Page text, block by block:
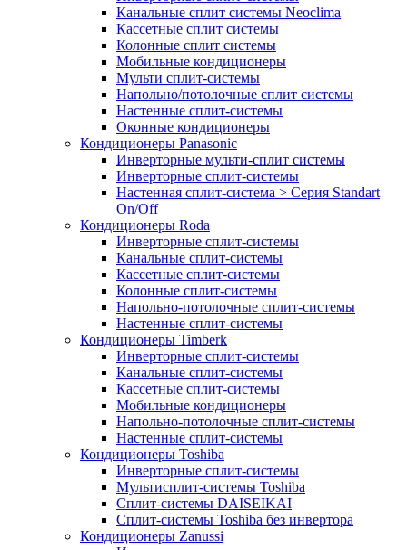
Канальные сплит системы Neoclima
Кассетные сплит системы
Колонные сплит системы
Мобильные кондиционеры
Мульти сплит-системы
Напольно/потолочные сплит системы
Настенные сплит-системы
Оконные кондиционеры
Кондиционеры Panasonic
Инверторные мульти-сплит системы
Инверторные сплит-системы
Настенная сплит-система > Серия Standart
On/Off
Кондиционеры Roda
Инверторные сплит-системы
Канальные сплит-системы
Кассетные сплит-системы
Колонные сплит-системы
Напольно-потолочные сплит-системы
Настенные сплит-системы
Кондиционеры Timberk
Инверторные сплит-системы
Канальные сплит-системы
Кассетные сплит-системы
Мобильные кондиционеры
Напольно-потолочные сплит-системы
Настенные сплит-системы
Кондиционеры Toshiba
Инверторные сплит-системы
Мультисплит-системы Toshiba
Сплит-системы DAISEIKAI
Сплит-системы Toshiba без инвертора
Кондиционеры Zanussi